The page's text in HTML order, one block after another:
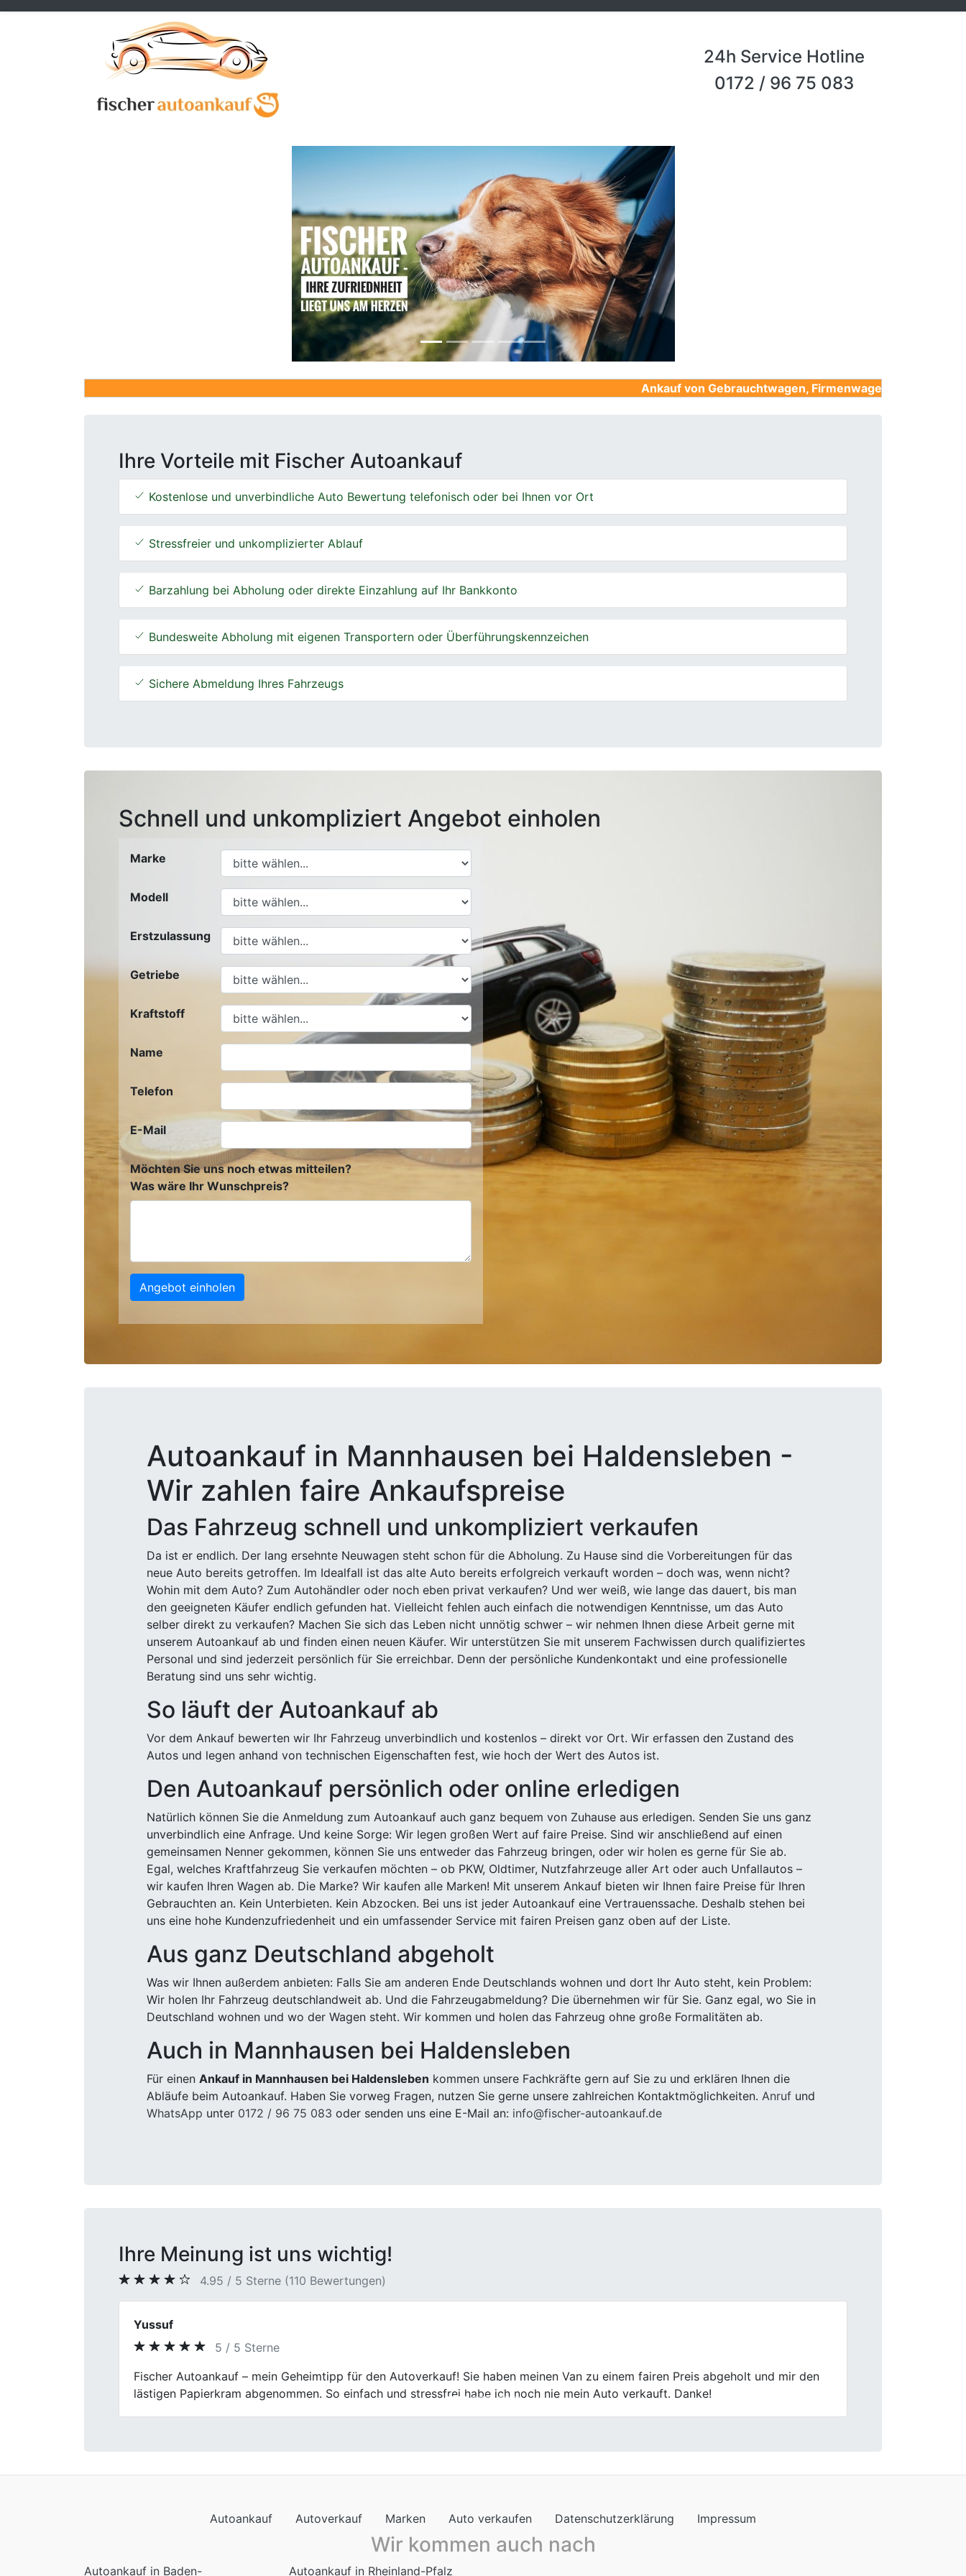
24h Service Hotline
0172 / 96 75 083
Ankauf von Gebrauchtwagen, Firmenwagen, Unfallwagen,
Ihre Vorteile mit Fischer Autoankauf
Kostenlose und unverbindliche Auto Bewertung telefonisch oder bei Ihnen vor Ort
Stressfreier und unkomplizierter Ablauf
Barzahlung bei Abholung oder direkte Einzahlung auf Ihr Bankkonto
Bundesweite Abholung mit eigenen Transportern oder Überführungskennzeichen
Sichere Abmeldung Ihres Fahrzeugs
Schnell und unkompliziert Angebot einholen
Marke
Modell
Erstzulassung
Getriebe
Kraftstoff
Name
Telefon
E-Mail
Möchten Sie uns noch etwas mitteilen?
Was wäre Ihr Wunschpreis?
Angebot einholen
Autoankauf in Mannhausen bei Haldensleben -
Wir zahlen faire Ankaufspreise
Das Fahrzeug schnell und unkompliziert verkaufen
Da ist er endlich. Der lang ersehnte Neuwagen steht schon für die Abholung. Zu Hause sind die Vorbereitungen für das
neue Auto bereits getroffen. Im Idealfall ist das alte Auto bereits erfolgreich verkauft worden – doch was, wenn nicht?
Wohin mit dem Auto? Zum Autohändler oder noch eben privat verkaufen? Und wer weiß, wie lange das dauert, bis man
den geeigneten Käufer endlich gefunden hat. Vielleicht fehlen auch einfach die notwendigen Kenntnisse, um das Auto
selber direkt zu verkaufen? Machen Sie sich das Leben nicht unnötig schwer – wir nehmen Ihnen diese Arbeit gerne mit
unserem Autoankauf ab und finden einen neuen Käufer. Wir unterstützen Sie mit unserem Fachwissen durch qualifiziertes
Personal und sind jederzeit persönlich für Sie erreichbar. Denn der persönliche Kundenkontakt und eine professionelle
Beratung sind uns sehr wichtig.
So läuft der Autoankauf ab
Vor dem Ankauf bewerten wir Ihr Fahrzeug unverbindlich und kostenlos – direkt vor Ort. Wir erfassen den Zustand des
Autos und legen anhand von technischen Eigenschaften fest, wie hoch der Wert des Autos ist.
Den Autoankauf persönlich oder online erledigen
Natürlich können Sie die Anmeldung zum Autoankauf auch ganz bequem von Zuhause aus erledigen. Senden Sie uns ganz
unverbindlich eine Anfrage. Und keine Sorge: Wir legen großen Wert auf faire Preise. Sind wir anschließend auf einen
gemeinsamen Nenner gekommen, können Sie uns entweder das Fahrzeug bringen, oder wir holen es gerne für Sie ab.
Egal, welches Kraftfahrzeug Sie verkaufen möchten – ob PKW, Oldtimer, Nutzfahrzeuge aller Art oder auch Unfallautos –
wir kaufen Ihren Wagen ab. Die Marke? Wir kaufen alle Marken! Mit unserem Ankauf bieten wir Ihnen faire Preise für Ihren
Gebrauchten an. Kein Unterbieten. Kein Abzocken. Bei uns ist jeder Autoankauf eine Vertrauenssache. Deshalb stehen bei
uns eine hohe Kundenzufriedenheit und ein umfassender Service mit fairen Preisen ganz oben auf der Liste.
Aus ganz Deutschland abgeholt
Was wir Ihnen außerdem anbieten: Falls Sie am anderen Ende Deutschlands wohnen und dort Ihr Auto steht, kein Problem:
Wir holen Ihr Fahrzeug deutschlandweit ab. Und die Fahrzeugabmeldung? Die übernehmen wir für Sie. Ganz egal, wo Sie in
Deutschland wohnen und wo der Wagen steht. Wir kommen und holen das Fahrzeug ohne große Formalitäten ab.
Auch in Mannhausen bei Haldensleben
Für einen Ankauf in Mannhausen bei Haldensleben kommen unsere Fachkräfte gern auf Sie zu und erklären Ihnen die
Abläufe beim Autoankauf. Haben Sie vorweg Fragen, nutzen Sie gerne unsere zahlreichen Kontaktmöglichkeiten. Anruf und
WhatsApp unter 0172 / 96 75 083 oder senden uns eine E-Mail an: info@fischer-autoankauf.de
Ihre Meinung ist uns wichtig!
4.95 / 5 Sterne (110 Bewertungen)
Sabine K.
5 / 5 Sterne
Ich habe mein Auto nach Ablauf des Leasings abgegeben. Bewertung und Übergabe erfolgten sachlich und professionell.
Wir kommen auch nach
Württemberg
Autoankauf in Rheinland-Pfalz